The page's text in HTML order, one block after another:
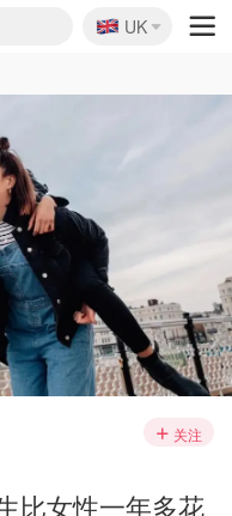
🇬🇧
UK
关注
比女性一年多花